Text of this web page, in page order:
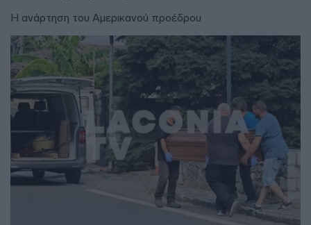
Η ανάρτηση του Αμερικανού προέδρου